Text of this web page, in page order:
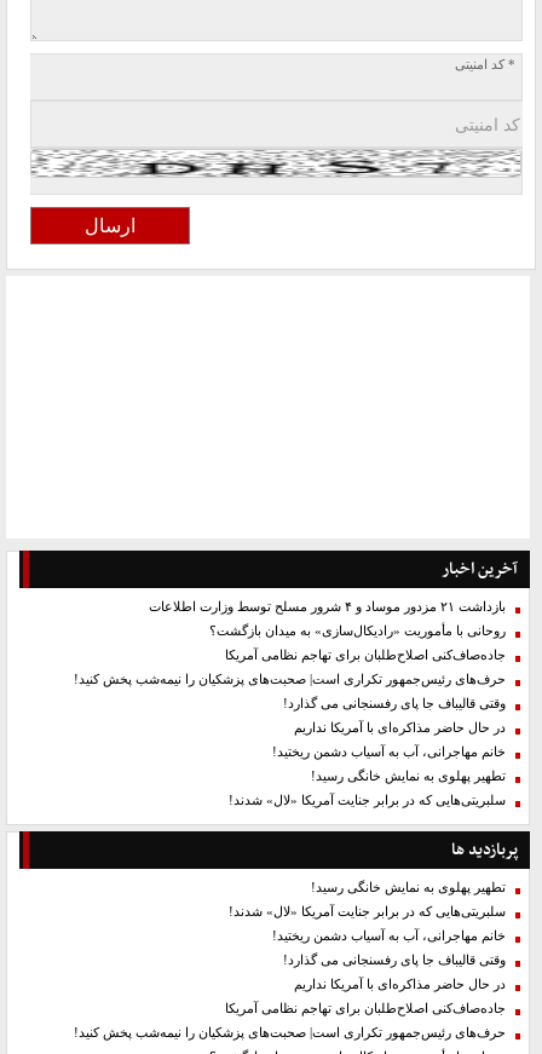
* کد امنیتی
آخرین اخبار
بازداشت ۲۱ مزدور موساد و ۴ شرور مسلح توسط وزارت اطلاعات
روحانی با مأموریت «رادیکال‌سازی» به میدان بازگشت؟
جاده‌صاف‌کنی اصلاح‌طلبان برای تهاجم نظامی آمریکا
حرف‌های رئیس‌جمهور تکراری است| صحبت‌های پزشکیان را نیمه‌شب پخش کنید!
وقتی قالیباف جا پای رفسنجانی می گذارد!
در حال حاضر مذاکره‌ای با آمریکا نداریم
خانم مهاجرانی، آب به آسیاب دشمن ریختید!
تطهیر پهلوی به نمایش خانگی رسید!
سلبریتی‌هایی که در برابر جنایت آمریکا «لال» شدند!
پربازدید ها
تطهیر پهلوی به نمایش خانگی رسید!
سلبریتی‌هایی که در برابر جنایت آمریکا «لال» شدند!
خانم مهاجرانی، آب به آسیاب دشمن ریختید!
وقتی قالیباف جا پای رفسنجانی می گذارد!
در حال حاضر مذاکره‌ای با آمریکا نداریم
جاده‌صاف‌کنی اصلاح‌طلبان برای تهاجم نظامی آمریکا
حرف‌های رئیس‌جمهور تکراری است| صحبت‌های پزشکیان را نیمه‌شب پخش کنید!